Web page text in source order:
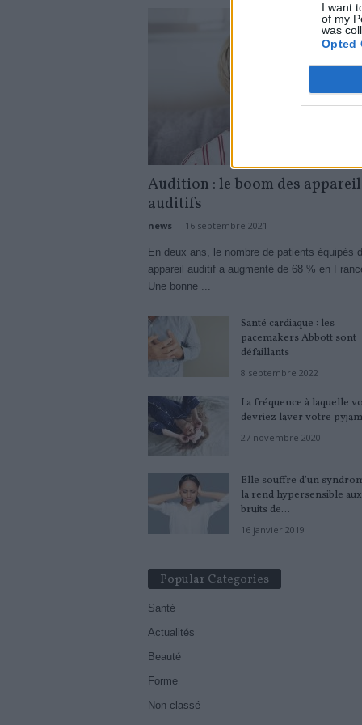
I want
of my
was
Opted
Audition : le boom des
auditifs
news - 16 septembre 2021
En deux ans, le nombre de patients équipés
appareil auditif a augmenté de 68 % en
Une bonne ...
Santé cardiaque : les
pacemakers Abbott sont
défaillants
8 septembre 2022
La fréquence à laquelle
devriez laver votre
27 novembre 2020
Elle souffre d’un
la rend hypersensible aux
bruits de...
16 janvier 2019
Popular Categories
Santé
Actualités
Beauté
Forme
Non classé